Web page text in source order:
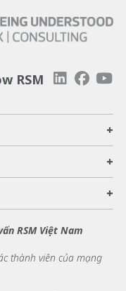
RSM
+
+
+
RSM Việt Nam
thành viên của mạng